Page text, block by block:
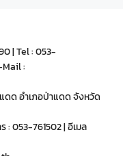
| Tel : 053-
Mail :
ดด อำเภอป่าแดด จังหวัด
: 053-761502 | อีเมล